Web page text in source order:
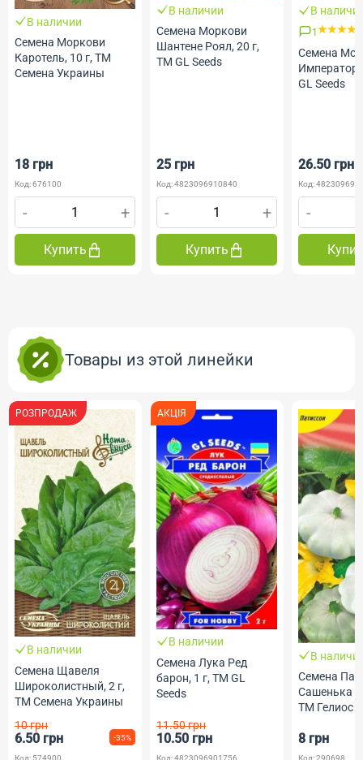
В наличии
Семена Моркови
Каротель, 10 г, ТМ
Семена Украины
18 грн
Код: 676100
- +
Купить
В наличии
Семена Моркови
Шантене Роял, 20 г,
ТМ GL Seeds
25 грн
Код: 4823096910840
- +
Купить
В
1
Семена
Император,
GL Seeds
26.50 грн
Код:
-
Товары из этой линейки
РОЗПРОДАЖ
В наличии
Семена Щавеля
Широколистный, 2 г,
ТМ Семена Украины
10 грн
6.50 грн -35%
Код: 574900
АКЦІЯ
В наличии
Семена Лука Ред
барон, 1 г, ТМ GL
Seeds
11.50 грн
10.50 грн
Код: 4823096901756
В
Семена
Сашенька
ТМ Гелиос
8 грн
Код: 290698